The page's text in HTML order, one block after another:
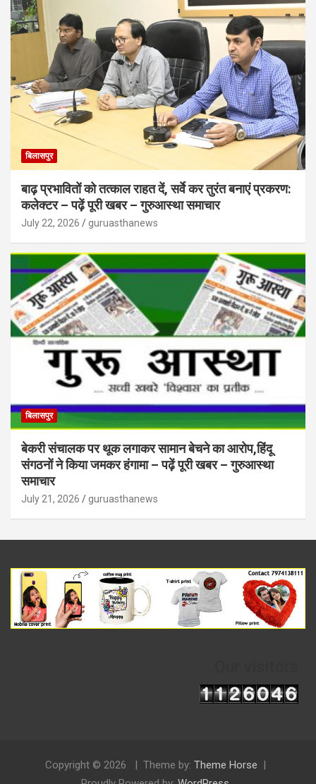
बिलासपुर
बाढ़ प्रभावितों को तत्काल राहत दें, सर्वे कर तुरंत बनाएं प्रकरण:
कलेक्टर – पढ़ें पूरी खबर – गुरुआस्था समाचार
July 22, 2026 guruasthanews
बिलासपुर
बेकरी संचालक पर थूक लगाकर सामान बेचने का आरोप,हिंदू
संगठनों ने किया जमकर हंगामा – पढ़ें पूरी खबर – गुरुआस्था
समाचार
July 21, 2026 guruasthanews
Copyright © 2026 Theme by: Theme Horse